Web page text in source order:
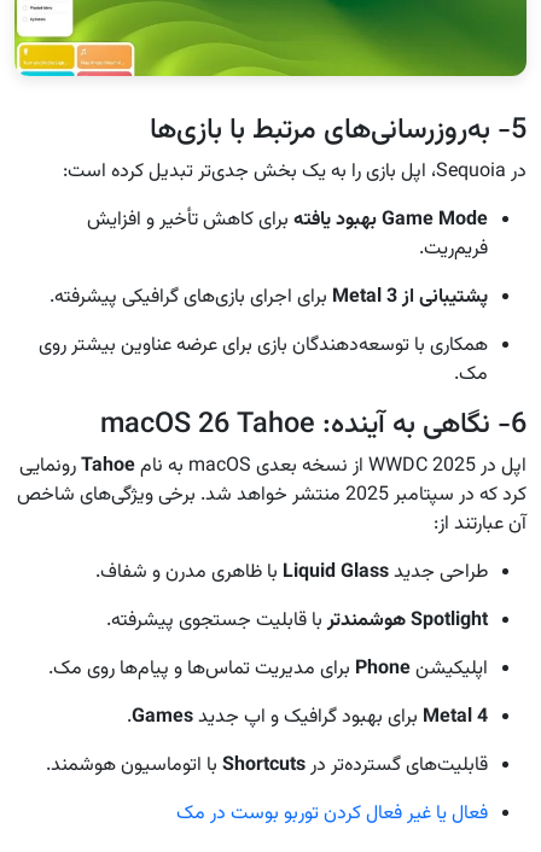
5- به‌روزرسانی‌های مرتبط با بازی‌ها
در Sequoia، اپل بازی را به یک بخش جدی‌تر تبدیل کرده است:
Game Mode بهبود یافته
برای کاهش تأخیر و افزایش
فریم‌ریت.
پشتیبانی از Metal 3
برای اجرای بازی‌های گرافیکی پیشرفته.
همکاری با توسعه‌دهندگان بازی برای عرضه عناوین بیشتر روی
مک.
6- نگاهی به آینده: macOS 26 Tahoe
اپل در WWDC 2025 از نسخه بعدی macOS به نام Tahoeرونمایی
کرد که در سپتامبر 2025 منتشر خواهد شد. برخی ویژگی‌های شاخص
آن عبارتند از:
طراحی جدیدLiquid Glass با ظاهری مدرن و شفاف.
Spotlight هوشمندتر
با قابلیت جستجوی پیشرفته.
اپلیکیشنPhone برای مدیریت تماس‌ها و پیام‌ها روی مک.
Metal 4 برای بهبود گرافیک و اپ جدیدGames
.
قابلیت‌های گسترده‌تر درShortcuts با اتوماسیون هوشمند.
فعال یا غیر فعال کردن توربو بوست در مک